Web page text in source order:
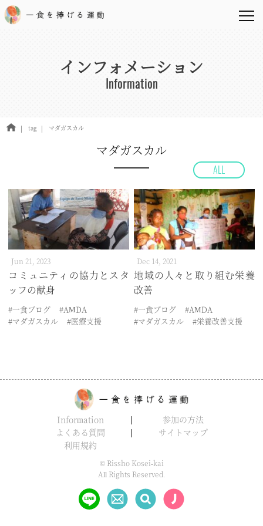
インフォメーション
Information
tag マダガスカル
ALL
マダガスカル
Jun 21, 2023
コミュニティの協力とスタ
ッフの献身
#一食ブログ
#AMDA
#マダガスカル
#医療支援
Dec 14, 2021
地域の人々と取り組む栄養
改善
#一食ブログ
#AMDA
#マダガスカル
#栄養改善支援
Information
参加の方法
よくある質問
サイトマップ
利用規約
© Rissho Kosei-kai
All Rights Reserved.